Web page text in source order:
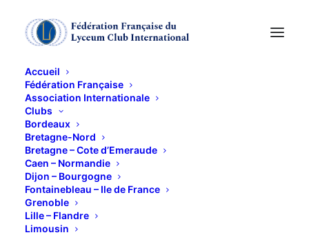
Accueil
Fédération Française
Association Internationale
Clubs
Bordeaux
Bretagne-Nord
Bretagne – Cote d’Emeraude
Caen – Normandie
Dijon – Bourgogne
Fontainebleau – Ile de France
Grenoble
Lille – Flandre
Limousin
6 OCTOBRE 2016